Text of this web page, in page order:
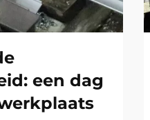
een dag